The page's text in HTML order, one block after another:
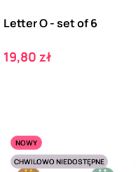
Letter O - set of 6
Cena
19,80 zł
NOWY
CHWILOWO NIEDOSTĘPNE